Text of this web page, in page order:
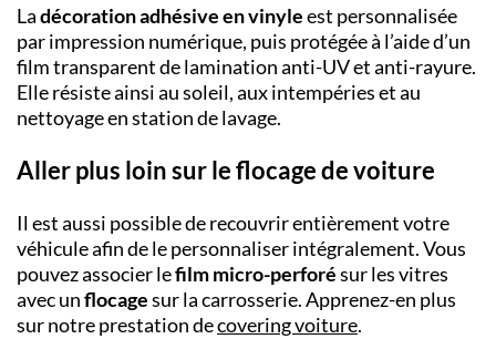
Ladécoration adhésive en vinyleest personnalisée
par impression numérique, puis protégée à l’aide d’un
film transparent de lamination anti-UV et anti-rayure.
Elle résiste ainsi au soleil, aux intempéries et au
nettoyage en station de lavage.
Aller plus loin sur le flocage de voiture
Il est aussi possible de recouvrir entièrement votre
véhicule afin de le personnaliser intégralement. Vous
pouvez associer lefilm micro-perforésur les vitres
avec unflocagesur la carrosserie. Apprenez-en plus
sur notre prestation decovering voiture.